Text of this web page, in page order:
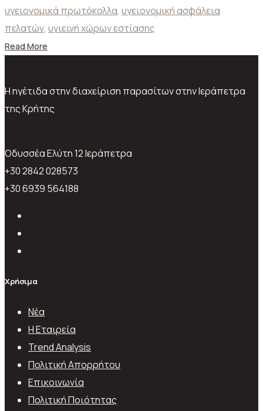
υγειονομικά πρωτόκολλα, υγειονομική ασφάλεια
πελατών, υγιεινή χώρων εστίασης
Read More
Η ηγέτιδα στην διαχείριση παρασίτων στην Ιεράπετρα
της Κρήτης
Oδυσσέα Ελύτη 12 Ιεράπετρα
+30 2842 028573
+30 6939 564188
Χρήσιμα
Νέα
Η Εταιρεία
Trend Analysis
Πολιτική Απορρήτου
Επικοινωνία
Πολιτική Ποιότητας